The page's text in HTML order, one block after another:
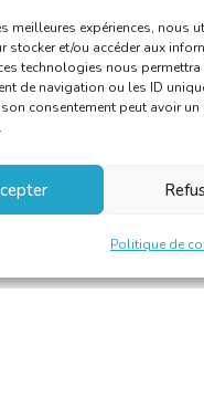
meilleures expériences, nous
stocker et/ou accéder aux
technologies nous
de navigation ou les ID
consentement peut avoir
Politique de
Uniquement /